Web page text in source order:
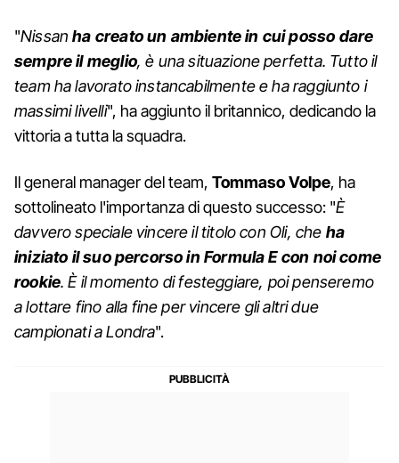
"Nissanha creato un ambiente in cui posso dare
sempre il meglio, è una situazione perfetta. Tutto il
team ha lavorato instancabilmente e ha raggiunto i
massimi livelli", ha aggiunto il britannico, dedicando la
vittoria a tutta la squadra.
Il general manager del team, Tommaso Volpe, ha
sottolineato l'importanza di questo successo: "È
davvero speciale vincere il titolo con Oli, che ha
iniziato il suo percorso in Formula E con noi come
rookie. È il momento di festeggiare, poi penseremo
a lottare fino alla fine per vincere gli altri due
campionati a Londra".